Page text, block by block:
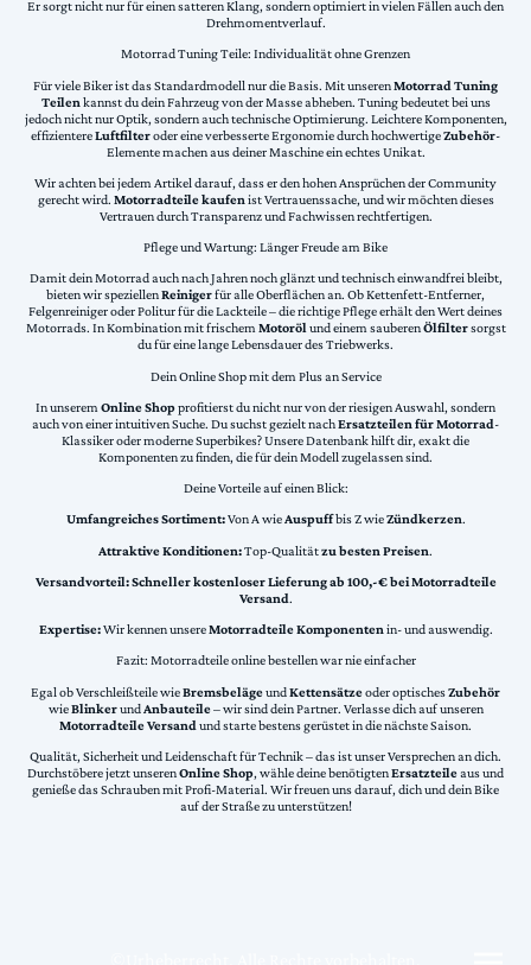
Er sorgt nicht nur für einen satteren Klang, sondern optimiert in vielen Fällen auch den
Drehmomentverlauf.
Motorrad Tuning Teile: Individualität ohne Grenzen
Für viele Biker ist das Standardmodell nur die Basis. Mit unserenMotorrad Tuning
Teilen kannst du dein Fahrzeug von der Masse abheben. Tuning bedeutet bei uns
jedoch nicht nur Optik, sondern auch technische Optimierung. Leichtere Komponenten,
effizientereLuftfilteroder eine verbesserte Ergonomie durch hochwertigeZubehör-
Elemente machen aus deiner Maschine ein echtes Unikat.
Wir achten bei jedem Artikel darauf, dass er den hohen Ansprüchen der Community
gerecht wird. Motorradteile kaufen ist Vertrauenssache, und wir möchten dieses
Vertrauen durch Transparenz und Fachwissen rechtfertigen.
Pflege und Wartung: Länger Freude am Bike
Damit dein Motorrad auch nach Jahren noch glänzt und technisch einwandfrei bleibt,
bieten wir speziellenReinigerfür alle Oberflächen an. Ob Kettenfett-Entferner,
Felgenreiniger oder Politur für die Lackteile – die richtige Pflege erhält den Wert deines
Motorrads. In Kombination mit frischemMotorölund einem sauberenÖlfiltersorgst
du für eine lange Lebensdauer des Triebwerks.
Dein Online Shop mit dem Plus an Service
In unserem Online Shopprofitierst du nicht nur von der riesigen Auswahl, sondern
auch von einer intuitiven Suche. Du suchst gezielt nachErsatzteilen für Motorrad-
Klassiker oder moderne Superbikes? Unsere Datenbank hilft dir, exakt die
Komponenten zu finden, die für dein Modell zugelassen sind.
Deine Vorteile auf einen Blick:
Umfangreiches Sortiment:Von A wieAuspuffbis Z wieZündkerzen.
Attraktive Konditionen:Top-Qualitätzu besten Preisen.
Versandvorteil:Schneller kostenloser Lieferung ab 100,-€ bei Motorradteile
Versand.
Expertise:Wir kennen unsereMotorradteile Komponentenin- und auswendig.
Fazit: Motorradteile online bestellen war nie einfacher
Egal ob Verschleißteile wieBremsbelägeundKettensätzeoder optischesZubehör
wieBlinkerundAnbauteile– wir sind dein Partner. Verlasse dich auf unseren
Motorradteile Versand und starte bestens gerüstet in die nächste Saison.
Qualität, Sicherheit und Leidenschaft für Technik – das ist unser Versprechen an dich.
Durchstöbere jetzt unserenOnline Shop, wähle deine benötigtenErsatzteileaus und
genieße das Schrauben mit Profi-Material. Wir freuen uns darauf, dich und dein Bike
auf der Straße zu unterstützen!